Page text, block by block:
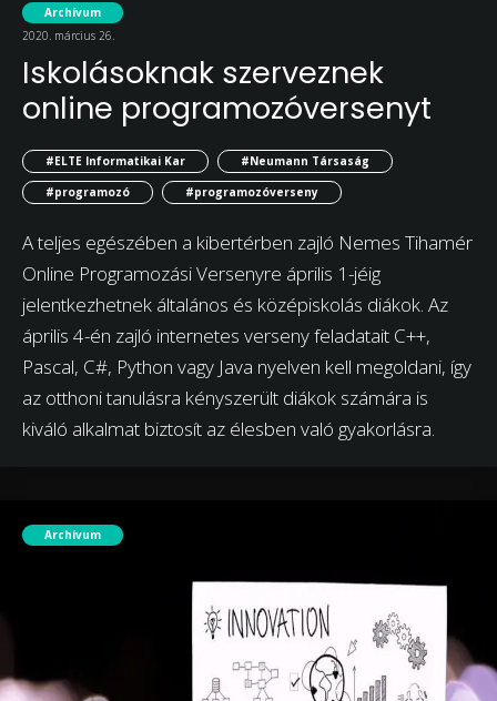
Archívum
2020. március 26.
Iskolásoknak szerveznek
online programozóversenyt
#ELTE Informatikai Kar
#Neumann Társaság
#programozó
#programozóverseny
A teljes egészében a kibertérben zajló Nemes Tihamér
Online Programozási Versenyre április 1-jéig
jelentkezhetnek általános és középiskolás diákok. Az
április 4-én zajló internetes verseny feladatait C++,
Pascal, C#, Python vagy Java nyelven kell megoldani, így
az otthoni tanulásra kényszerült diákok számára is
kiváló alkalmat biztosít az élesben való gyakorlásra.
Archívum